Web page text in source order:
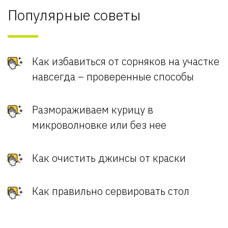
Популярные советы
Как избавиться от сорняков на участке
навсегда – проверенные способы
Размораживаем курицу в
микроволновке или без нее
Как очистить джинсы от краски
Как правильно сервировать стол